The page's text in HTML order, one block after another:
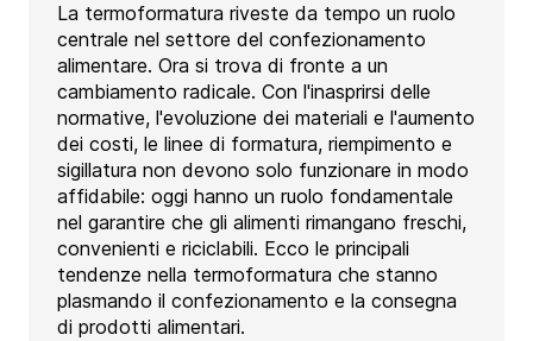
La termoformatura riveste da tempo un ruolo
centrale nel settore del confezionamento
alimentare. Ora si trova di fronte a un
cambiamento radicale. Con l'inasprirsi delle
normative, l'evoluzione dei materiali e l'aumento
dei costi, le linee di formatura, riempimento e
sigillatura non devono solo funzionare in modo
affidabile: oggi hanno un ruolo fondamentale
nel garantire che gli alimenti rimangano freschi,
convenienti e riciclabili. Ecco le principali
tendenze nella termoformatura che stanno
plasmando il confezionamento e la consegna
di prodotti alimentari.